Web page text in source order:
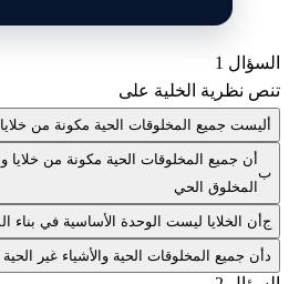
السؤال 1
تنص نظرية الخلية على
ليست جميع المخلوقات الحية مكونة من خلايا
ب
أن جميع المخلوقات الحية مكونة من خلايا
المخلوق الحي
جأن الخلايا ليست الوحدة الأساسية في بناء
أن جميع المخلوقات الحية والأشياء غير الحية